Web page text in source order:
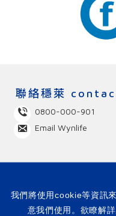
我們將使用cookie等資訊
意我們使用。欲瞭解
聯絡穩萊
0800-000-901
Email Wynlife
Copyright © 美商穩萊